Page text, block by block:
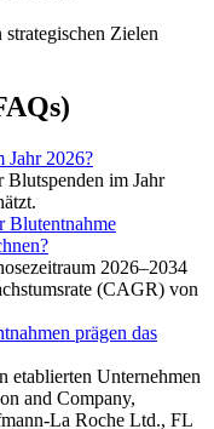
Zielen
Jahr 2026?
Blutspenden im Jahr
Blutentnahme
2026–2034
(CAGR) von
prägen das
etablierten Unternehmen
and Company,
La Roche Ltd., FL